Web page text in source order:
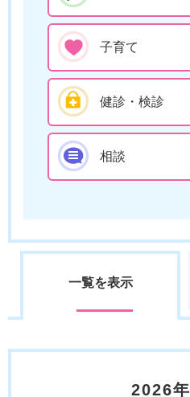
子育て
健診・検診
相談
一覧を表示
2026年